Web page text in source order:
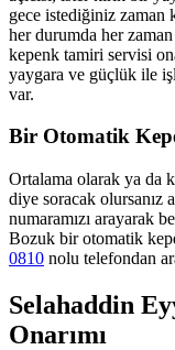
gece istediğiniz
her durumda her
kepenk tamiri servisi
yaygara ve güçlük ile
var.
Bir Otomatik
Ortalama olarak ya da
diye soracak olursanız
numaramızı arayarak
Bozuk bir otomatik
0810 nolu telefondan
Selahaddin
Onarımı